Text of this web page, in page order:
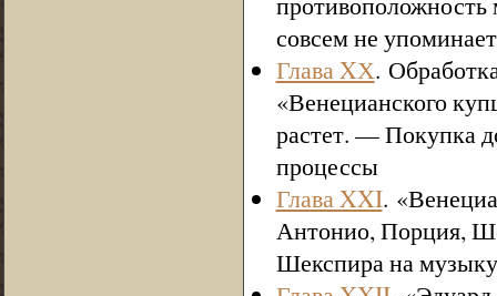
совсем не
Глава XХ.
«Венецианского
растет. — Покупка
процессы
Глава XXI.
Антонио, Порция,
Шекспира на музыку